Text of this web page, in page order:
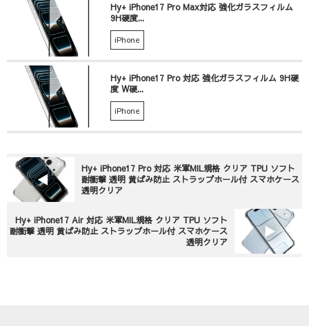
Hy+ iPhone17 Pro Max対応 強化ガラスフィルム
9H硬度...
iPhone
Hy+ iPhone17 Pro 対応 強化ガラスフィルム 9H硬
度 W硬...
iPhone
Hy+ iPhone17 Pro 対応 米軍MIL規格 クリア TPU ソフト
耐衝撃 透明 黄ばみ防止 ストラップホール付 スマホケース
透明クリア
Hy+ iPhone17 Air 対応 米軍MIL規格 クリア TPU ソフト
耐衝撃 透明 黄ばみ防止 ストラップホール付 スマホケース
透明クリア